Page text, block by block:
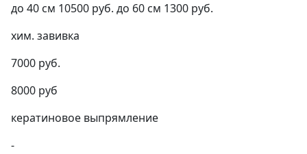
до 40 см 10500 руб. до 60 см 1300 руб.
хим. завивка
7000 руб.
8000 руб
кератиновое выпрямление
-